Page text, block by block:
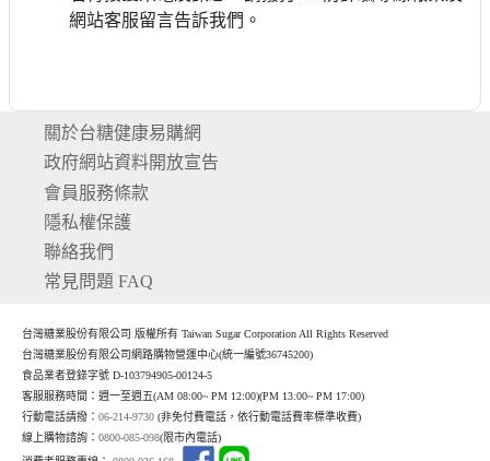
網站客服留言告訴我們。
關於台糖健康易購網
政府網站資料開放宣告
會員服務條款
隱私權保護
聯絡我們
常見問題 FAQ
台灣糖業股份有限公司 版權所有 Taiwan Sugar Corporation All Rights Reserved
台灣糖業股份有限公司網路購物營運中心(統一編號36745200)
食品業者登錄字號 D-103794905-00124-5
客服服務時間：週一至週五(AM 08:00~ PM 12:00)(PM 13:00~ PM 17:00)
行動電話請撥：06-214-9730 (非免付費電話，依行動電話費率標準收費)
線上購物諮詢：0800-085-098(限市內電話)